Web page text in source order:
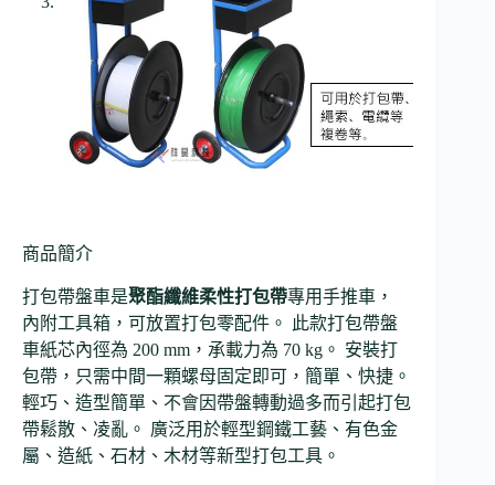
商品簡介
打包帶盤車是聚酯纖維柔性打包帶專用手推車，
內附工具箱，可放置打包零配件。 此款打包帶盤
車紙芯內徑為 200 mm，承載力為 70 kg。 安裝打
包帶，只需中間一顆螺母固定即可，簡單、快捷。
輕巧、造型簡單、不會因帶盤轉動過多而引起打包
帶鬆散、凌亂。 廣泛用於輕型鋼鐵工藝、有色金
屬、造紙、石材、木材等新型打包工具。